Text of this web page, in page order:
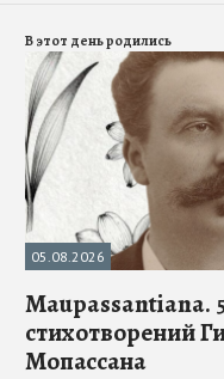
В этот день родились
05.08.2026
Maupassantiana.
стихотворений
Мопассана